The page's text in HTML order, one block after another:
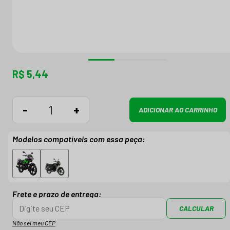
R$ 5,44
- + ADICIONAR AO CARRINHO
Modelos compatíveis com essa peça:
Frete e prazo de entrega:
CALCULAR
Não sei meu CEP